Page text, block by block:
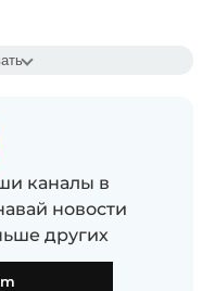
каналы в
новости
других